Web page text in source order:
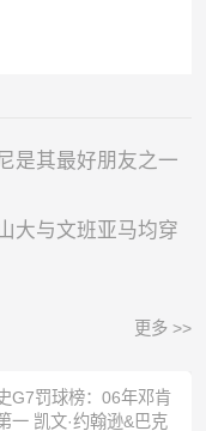
是其最好朋友之一
大与文班亚马均穿
更多 >>